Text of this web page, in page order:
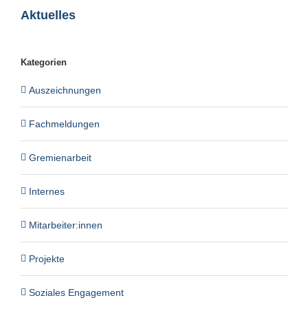
Aktuelles
Kategorien
Auszeichnungen
Fachmeldungen
Gremienarbeit
Internes
Mitarbeiter:innen
Projekte
Soziales Engagement